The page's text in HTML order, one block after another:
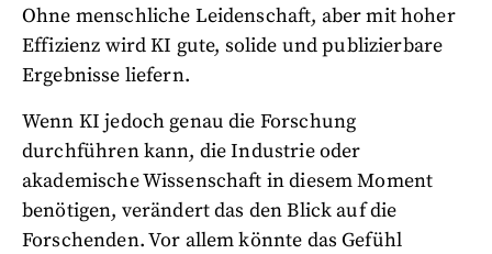
Ohne menschliche Leidenschaft, aber mit hoher
Effizienz wird KI gute, solide und publizierbare
Ergebnisse liefern.
Wenn KI jedoch genau die Forschung
durchführen kann, die Industrie oder
akademische Wissenschaft in diesem Moment
benötigen, verändert das den Blick auf die
Forschenden. Vor allem könnte das Gefühl